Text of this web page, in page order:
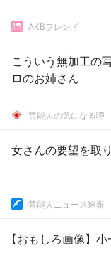
AKBフレンド
こういう無加工の
ロのお姉さん
芸能人の気になる噂
女さんの要望を取
芸能人ニュース速報
【おもしろ画像】